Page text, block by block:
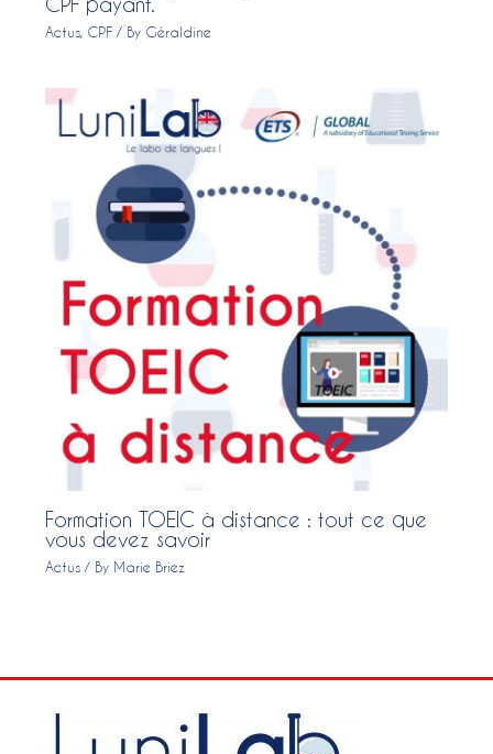
Actus, CPF / By Géraldine
Formation TOEIC à distance : tout ce que
vous devez savoir
Actus / By Marie Briez